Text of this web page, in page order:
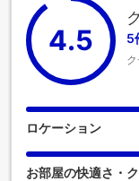
4.5 5
ロケーション
お部屋の快適さ・